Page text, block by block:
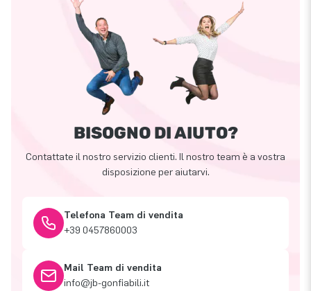
BISOGNO DI AIUTO?
Contattate il nostro servizio clienti. Il nostro team è a vostra
disposizione per aiutarvi.
Telefona Team di vendita
+39 0457860003
Mail Team di vendita
info@jb-gonfiabili.it